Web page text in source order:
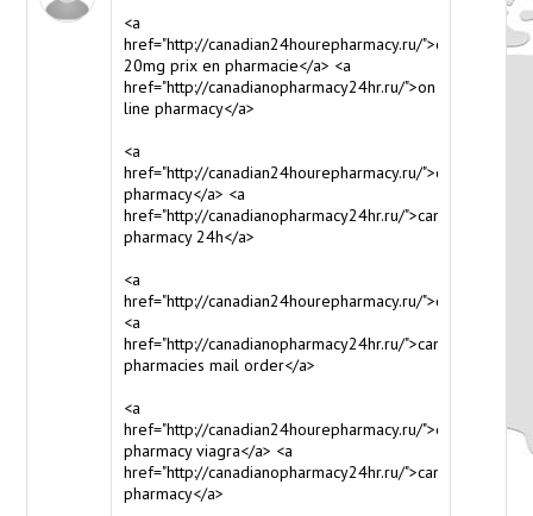
<a
href="http://canadian24hourepharmacy.ru/">cialis
20mg prix en pharmacie</a> <a
href="http://canadianopharmacy24hr.ru/">on
line pharmacy</a>
<a
href="http://canadian24hourepharmacy.ru/">canadian
pharmacy</a> <a
href="http://canadianopharmacy24hr.ru/">canada
pharmacy 24h</a>
<a
href="http://canadian24hourepharmacy.ru/
<a
href="http://canadianopharmacy24hr.ru/">canadian
pharmacies mail order</a>
<a
href="http://canadian24hourepharmacy.ru/">online
pharmacy viagra</a> <a
href="http://canadianopharmacy24hr.ru/">canadian
pharmacy</a>